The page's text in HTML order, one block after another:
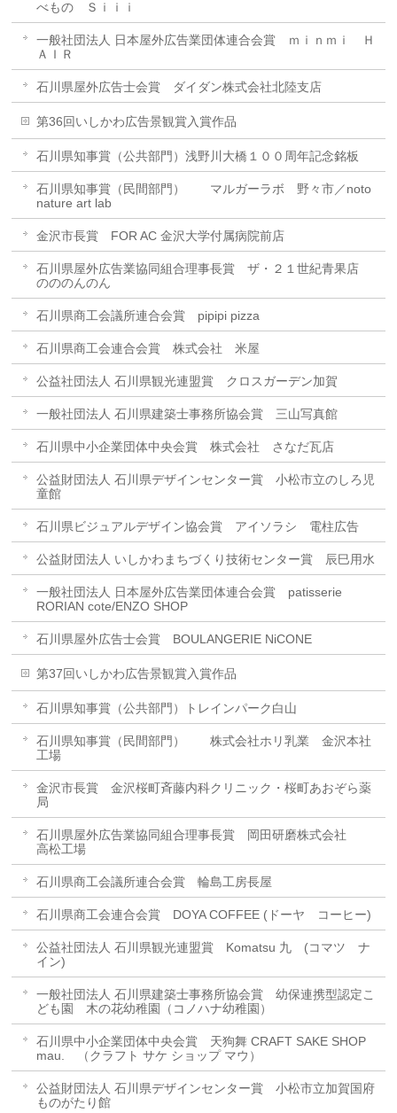
べもの Ｓｉｉｉ
一般社団法人 日本屋外広告業団体連合会賞 ｍｉｎｍｉ Ｈ
ＡＩＲ
石川県屋外広告士会賞 ダイダン株式会社北陸支店
第36回いしかわ広告景観賞入賞作品
石川県知事賞（公共部門）浅野川大橋１００周年記念銘板
石川県知事賞（民間部門） マルガーラボ 野々市／noto
nature art lab
金沢市長賞 FOR AC 金沢大学付属病院前店
石川県屋外広告業協同組合理事長賞 ザ・２１世紀青果店
のののんのん
石川県商工会議所連合会賞 pipipi pizza
石川県商工会連合会賞 株式会社 米屋
公益社団法人 石川県観光連盟賞 クロスガーデン加賀
一般社団法人 石川県建築士事務所協会賞 三山写真館
石川県中小企業団体中央会賞 株式会社 さなだ瓦店
公益財団法人 石川県デザインセンター賞 小松市立のしろ児
童館
石川県ビジュアルデザイン協会賞 アイソラシ 電柱広告
公益財団法人 いしかわまちづくり技術センター賞 辰巳用水
一般社団法人 日本屋外広告業団体連合会賞 patisserie
RORIAN cote/ENZO SHOP
石川県屋外広告士会賞 BOULANGERIE NiCONE
第37回いしかわ広告景観賞入賞作品
石川県知事賞（公共部門）トレインパーク白山
石川県知事賞（民間部門） 株式会社ホリ乳業 金沢本社
工場
金沢市長賞 金沢桜町斉藤内科クリニック・桜町あおぞら薬
局
石川県屋外広告業協同組合理事長賞 岡田研磨株式会社
高松工場
石川県商工会議所連合会賞 輪島工房長屋
石川県商工会連合会賞 DOYA COFFEE (ドーヤ コーヒー)
公益社団法人 石川県観光連盟賞 Komatsu 九 (コマツ ナ
イン)
一般社団法人 石川県建築士事務所協会賞 幼保連携型認定こ
ども園 木の花幼稚園（コノハナ幼稚園）
石川県中小企業団体中央会賞 天狗舞 CRAFT SAKE SHOP
mau. （クラフト サケ ショップ マウ）
公益財団法人 石川県デザインセンター賞 小松市立加賀国府
ものがたり館